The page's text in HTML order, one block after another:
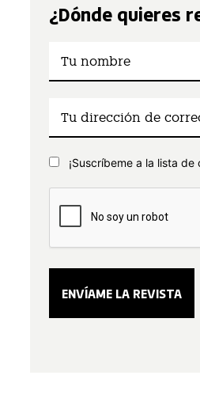
¿Dónde quieres
¡Suscríbeme a la lista de